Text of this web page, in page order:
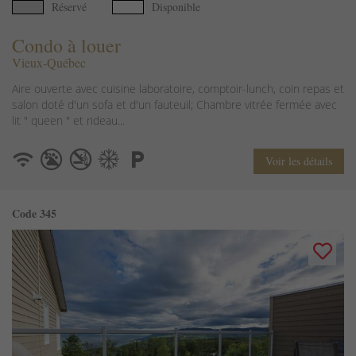
Réservé Disponible
Condo à louer
Vieux-Québec
Aire ouverte avec cuisine laboratoire, comptoir-lunch, coin repas et
salon doté d'un sofa et d'un fauteuil; Chambre vitrée fermée avec
lit " queen " et rideau...
Voir les détails
Code 345